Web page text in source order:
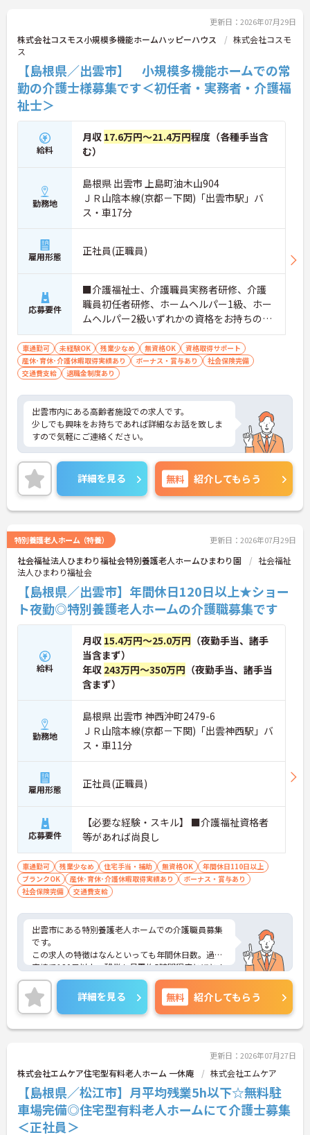
更新日：2026年07月29日
株式会社コスモス小規模多機能ホームハッピーハウス
株式会社コスモ
ス
【島根県／出雲市】 小規模多機能ホームでの常
勤の介護士様募集です＜初任者・実務者・介護福
祉士＞
給料
月収 17.6万円～21.4万円程度（各種手当含
む）
勤務地
島根県 出雲市 上島町油木山904
ＪＲ山陰本線(京都－下関)「出雲市駅」バ
ス・車17分
雇用形態 正社員(正職員)
応募要件
■介護福祉士、介護職員実務者研修、介護
職員初任者研修、ホームヘルパー1級、ホー
ムヘルパー2級いずれかの資格をお持ちの方
■普通自動車運転免許（AT限定可）必須
車通勤可 未経験OK 残業少なめ 無資格OK
資格取得サポート
産休･育休･介護休暇取得実績あり
ボーナス・賞与あり
社会保険完備
交通費支給
退職金制度あり
出雲市内にある高齢者施設での求人です。
少しでも興味をお持ちであれば詳細なお話を致しま
すので気軽にご連絡ください。
詳細を見る 無料 紹介してもらう
特別養護老人ホーム（特養） 更新日：2026年07月29日
社会福祉法人ひまわり福祉会特別養護老人ホームひまわり園
社会福祉
法人ひまわり福祉会
【島根県／出雲市】年間休日120日以上★ショー
ト夜勤◎特別養護老人ホームの介護職募集です
給料
月収 15.4万円～25.0万円 （夜勤手当、諸手
当含まず）
年収 243万円～350万円 （夜勤手当、諸手当
含まず）
勤務地
島根県 出雲市 神西沖町2479-6
ＪＲ山陰本線(京都－下関)「出雲神西駅」バ
ス・車11分
雇用形態 正社員(正職員)
応募要件
【必要な経験・スキル】 ■介護福祉資格者
等があれば尚良し
車通勤可 残業少なめ 住宅手当・補助 無資格OK
年間休日110日以上
ブランクOK
産休･育休･介護休暇取得実績あり
ボーナス・賞与あり
社会保険完備
交通費支給
出雲市にある特別養護老人ホームでの介護職員募集
です。
この求人の特徴はなんといっても年間休日数。過去
実績で120日以上、残業も月平均5時間程度とほとん
どありません。余裕のあるシフト、人員配置で、ケ
ア業務に専念できますよ。
ご興味ある方には、面接対策ポイントなど、さらに
詳細をお話しいたしますのでお気軽にご相談くださ
い。
詳細を見る 無料 紹介してもらう
更新日：2026年07月27日
株式会社エムケア住宅型有料老人ホーム 一休庵 株式会社エムケア
【島根県／松江市】月平均残業5h以下☆無料駐
車場完備◎住宅型有料老人ホームにて介護士募集
＜正社員＞